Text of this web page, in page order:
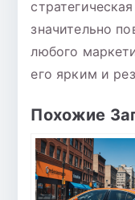
значительно
любого
его ярким и
Похожие